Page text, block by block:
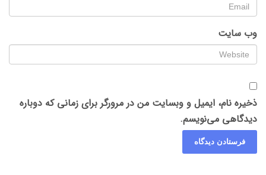
وب‌ سایت
ذخیره نام، ایمیل و وبسایت من در مرورگر برای زمانی که دوباره
دیدگاهی می‌نویسم.